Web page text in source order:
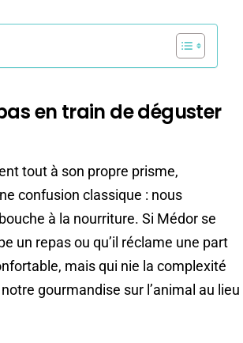
en train de déguster
tout à son propre prisme,
confusion classique : nous
à la nourriture. Si Médor se
un repas ou qu’il réclame une part
mais qui nie la complexité
gourmandise sur l’animal au lieu